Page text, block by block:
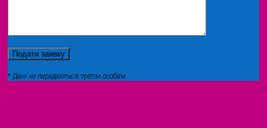
* Дані не передаються третім особам